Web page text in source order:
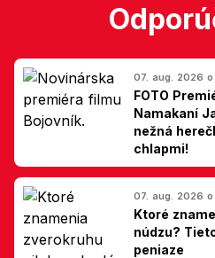
07. aug. 2026 o
FOTO
Namakaní
nežná
chlapmi!
07. aug. 2026 o
Ktoré
núdzu?
peniaze